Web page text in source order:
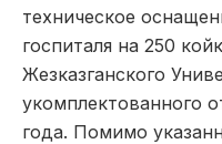
техническое
госпиталя на 250
Жезказганского
укомплектованного
года. Помимо